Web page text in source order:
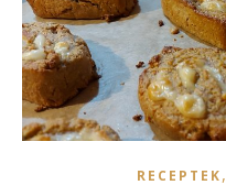
RECEPTEK,